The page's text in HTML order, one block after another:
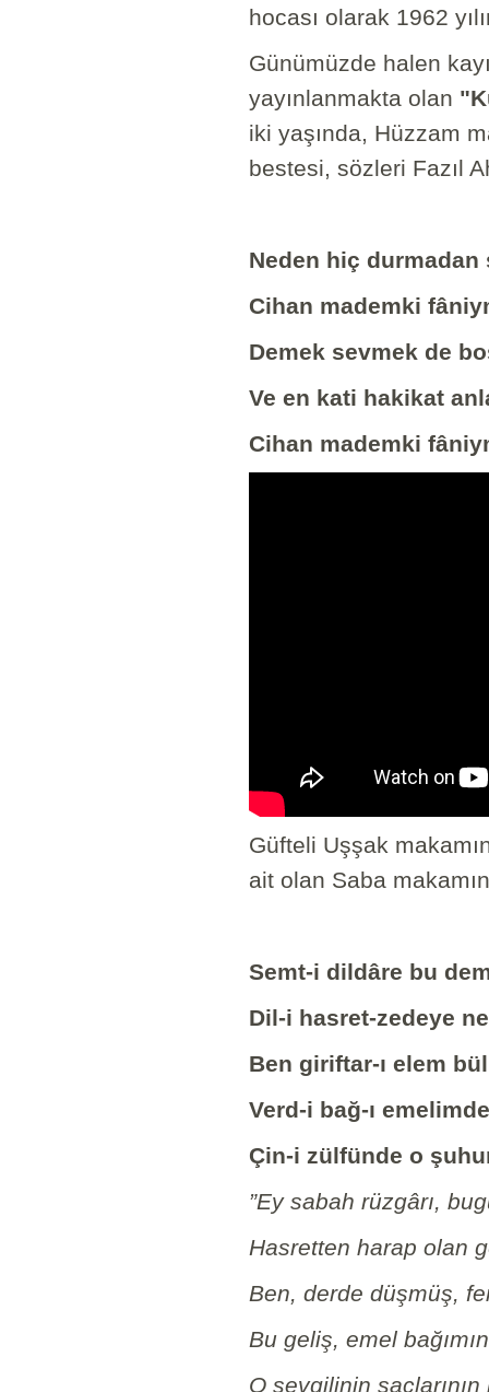
hocası olarak 1962
Günümüzde halen
yayınlanmakta olan
iki yaşında, Hüzzam
bestesi, sözleri Fazıl
Neden hiç
Cihan mademki
Demek sevmek de
Ve en kati hakikat
Cihan mademki
Güfteli Uşşak
ait olan Saba
Semt-i dildâre bu
Dil-i hasret-zedeye
Ben giriftar-ı elem
Verd-i bağ-ı
Çin-i zülfünde o
”Ey sabah rüzgârı,
Hasretten harap olan
Ben, derde düşmüş,
Bu geliş, emel
O sevgilinin saçlarının